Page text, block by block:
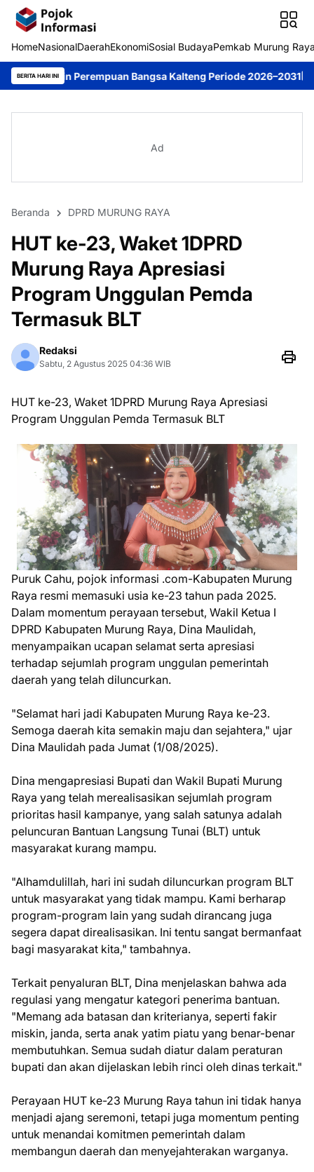
HomeNasionalDaerahEkonomiSosial BudayaPemkab Murung
BERITA HARI INIBangsa Kalteng Periode 2026–2031 DPRD Murung
Ad
Beranda DPRD MURUNG RAYA
HUT ke-23, Waket 1DPRD
Murung Raya Apresiasi
Program Unggulan Pemda
Termasuk BLT
Redaksi
Sabtu, 2 Agustus 2025 04:36 WIB
HUT ke-23, Waket 1DPRD Murung Raya Apresiasi
Program Unggulan Pemda Termasuk BLT
Puruk Cahu, pojok informasi .com-Kabupaten Murung
Raya resmi memasuki usia ke-23 tahun pada 2025.
Dalam momentum perayaan tersebut, Wakil Ketua I
DPRD Kabupaten Murung Raya, Dina Maulidah,
menyampaikan ucapan selamat serta apresiasi
terhadap sejumlah program unggulan pemerintah
daerah yang telah diluncurkan.
"Selamat hari jadi Kabupaten Murung Raya ke-23.
Semoga daerah kita semakin maju dan sejahtera," ujar
Dina Maulidah pada Jumat (1/08/2025).
Dina mengapresiasi Bupati dan Wakil Bupati Murung
Raya yang telah merealisasikan sejumlah program
prioritas hasil kampanye, yang salah satunya adalah
peluncuran Bantuan Langsung Tunai (BLT) untuk
masyarakat kurang mampu.
"Alhamdulillah, hari ini sudah diluncurkan program BLT
untuk masyarakat yang tidak mampu. Kami berharap
program-program lain yang sudah dirancang juga
segera dapat direalisasikan. Ini tentu sangat bermanfaat
bagi masyarakat kita," tambahnya.
Terkait penyaluran BLT, Dina menjelaskan bahwa ada
regulasi yang mengatur kategori penerima bantuan.
"Memang ada batasan dan kriterianya, seperti fakir
miskin, janda, serta anak yatim piatu yang benar-benar
membutuhkan. Semua sudah diatur dalam peraturan
bupati dan akan dijelaskan lebih rinci oleh dinas terkait."
Perayaan HUT ke-23 Murung Raya tahun ini tidak hanya
menjadi ajang seremoni, tetapi juga momentum penting
untuk menandai komitmen pemerintah dalam
membangun daerah dan menyejahterakan warganya.